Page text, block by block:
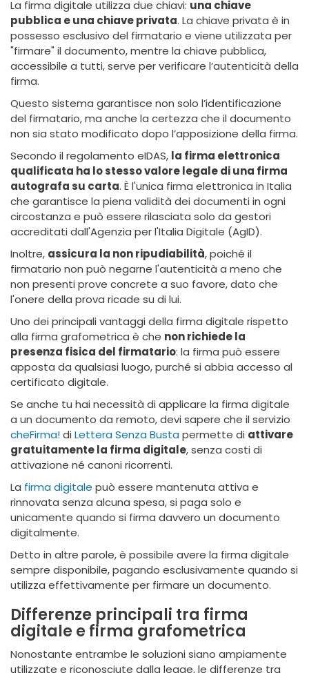
La firma digitale utilizza due chiavi: una chiave
pubblica e una chiave privata. La chiave privata è in
possesso esclusivo del firmatario e viene utilizzata per
"firmare" il documento, mentre la chiave pubblica,
accessibile a tutti, serve per verificare l’autenticità della
firma.
Questo sistema garantisce non solo l’identificazione
del firmatario, ma anche la certezza che il documento
non sia stato modificato dopo l’apposizione della firma.
Secondo il regolamento eIDAS, la firma elettronica
qualificata ha lo stesso valore legale di una firma
autografa su carta. È l'unica firma elettronica in Italia
che garantisce la piena validità dei documenti in ogni
circostanza e può essere rilasciata solo da gestori
accreditati dall'Agenzia per l'Italia Digitale (AgID).
Inoltre, assicura la non ripudiabilità, poiché il
firmatario non può negarne l'autenticità a meno che
non presenti prove concrete a suo favore, dato che
l'onere della prova ricade su di lui.
Uno dei principali vantaggi della firma digitale rispetto
alla firma grafometrica è che non richiede la
presenza fisica del firmatario: la firma può essere
apposta da qualsiasi luogo, purché si abbia accesso al
certificato digitale.
Se anche tu hai necessità di applicare la firma digitale
a un documento da remoto, devi sapere che il servizio
cheFirma!di Lettera Senza Bustapermette di attivare
gratuitamente la firma digitale, senza costi di
attivazione né canoni ricorrenti.
La firma digitale può essere mantenuta attiva e
rinnovata senza alcuna spesa, si paga solo e
unicamente quando si firma davvero un documento
digitalmente.
Detto in altre parole, è possibile avere la firma digitale
sempre disponibile, pagando esclusivamente quando si
utilizza effettivamente per firmare un documento.
Differenze principali tra firma
digitale e firma grafometrica
Nonostante entrambe le soluzioni siano ampiamente
utilizzate e riconosciute dalla legge, le differenze tra